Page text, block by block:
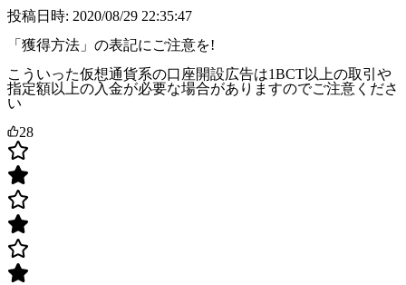
投稿日時: 2020/08/29 22:35:47
「獲得方法」の表記にご注意を!
こういった仮想通貨系の口座開設広告は1BCT以上の取引や
指定額以上の入金が必要な場合がありますのでご注意くださ
い
28